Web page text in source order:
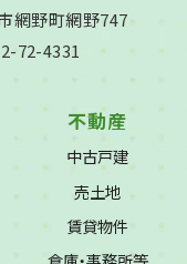
網野町網野747
72-4331
不動産
中古戸建
売土地
賃貸物件